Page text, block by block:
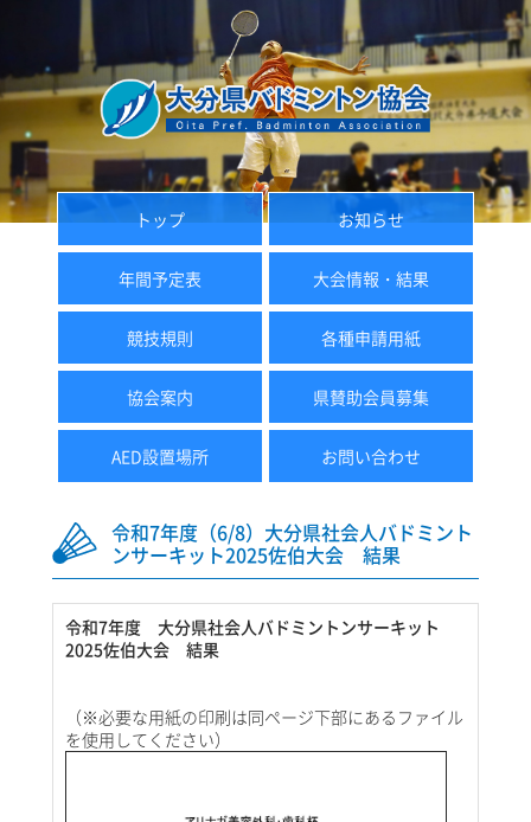
トップ お知らせ
年間予定表 大会情報・結果
競技規則 各種申請用紙
協会案内 県賛助会員募集
AED設置場所 お問い合わせ
令和7年度（6/8）大分県社会人バドミント
ンサーキット2025佐伯大会 結果
令和7年度 大分県社会人バドミントンサーキット
2025佐伯大会 結果
（※必要な用紙の印刷は同ページ下部にあるファイル
を使用してください）